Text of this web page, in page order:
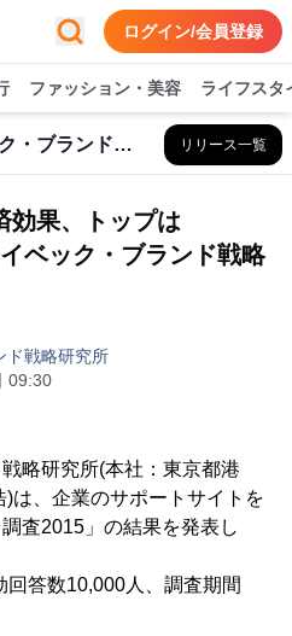
ログイン/会員登録
ファッション・美容 ライフスタ
株式会社トライベック・ブランド戦略研究所 リリース一覧
効果、トップは
ベック・ブランド戦略
ド戦略研究所
09:30
略研究所(本社：東京都港
は、企業のサポートサイトを
査2015」の結果を発表し
答数10,000人、調査期間